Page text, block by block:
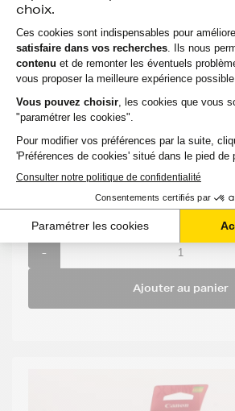
EXPÉDITION : 6 À 15 JOURS
Compatible
CANON
PIXMA G
Option :
Magenta
:
-
Ajouter au panier